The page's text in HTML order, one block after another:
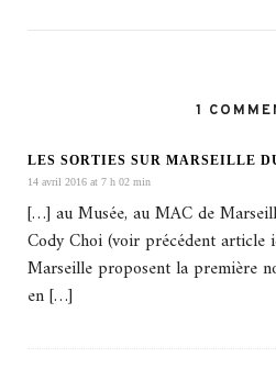
1
LES SORTIES SUR MARSEILLE
14 avril 2016 at 7 h 02 min
[…] au Musée, au MAC de
Cody Choi (voir précédent article
Marseille proposent la première
en […]